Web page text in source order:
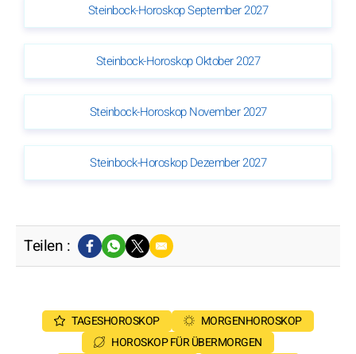
Steinbock-Horoskop September 2027
Steinbock-Horoskop Oktober 2027
Steinbock-Horoskop November 2027
Steinbock-Horoskop Dezember 2027
Teilen :
TAGESHOROSKOP
MORGENHOROSKOP
HOROSKOP FÜR ÜBERMORGEN